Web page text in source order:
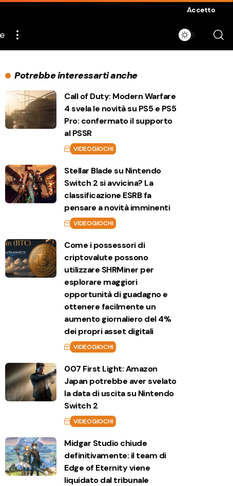
Accetto
Potrebbe interessarti anche
Call of Duty: Modern Warfare
4 svela le novità su PS5 e PS5
Pro: confermato il supporto
al PSSR
VIDEOGIOCHI
Stellar Blade su Nintendo
Switch 2 si avvicina? La
classificazione ESRB fa
pensare a novità imminenti
VIDEOGIOCHI
Come i possessori di
criptovalute possono
utilizzare SHRMiner per
esplorare maggiori
opportunità di guadagno e
ottenere facilmente un
aumento giornaliero del 4%
dei propri asset digitali
VIDEOGIOCHI
007 First Light: Amazon
Japan potrebbe aver svelato
la data di uscita su Nintendo
Switch 2
VIDEOGIOCHI
Midgar Studio chiude
definitivamente: il team di
Edge of Eternity viene
liquidato dal tribunale